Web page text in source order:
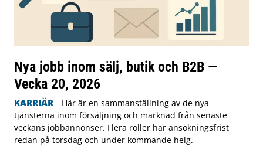
Nya jobb inom sälj, butik och B2B —
Vecka 20, 2026
KARRIÄR
Här är en sammanställning av de nya
tjänsterna inom försäljning och marknad från senaste
veckans jobbannonser. Flera roller har ansökningsfrist
redan på torsdag och under kommande helg.